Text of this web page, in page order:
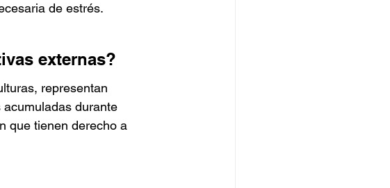
de estrés.
externas?
representan
durante
que tienen derecho a